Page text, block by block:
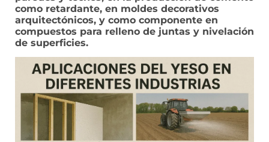
como retardante, en moldes decorativos
arquitectónicos, y como componente en
compuestos para relleno de juntas y nivelación
de superficies.